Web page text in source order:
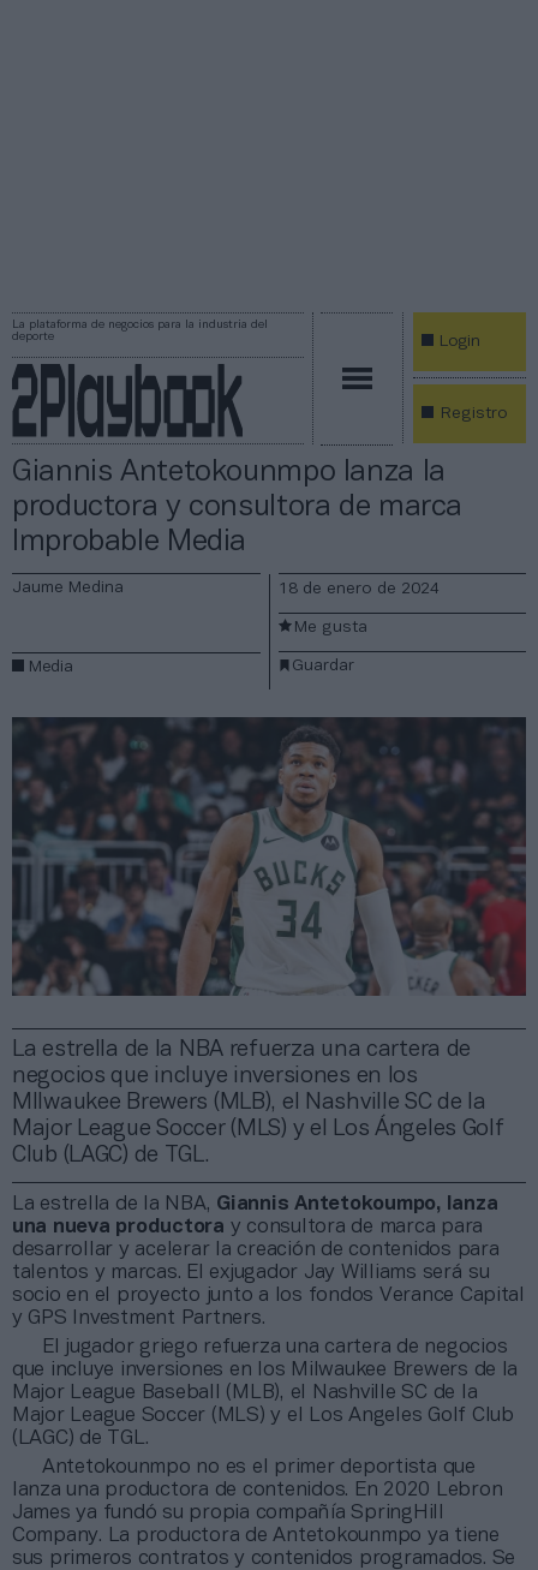
La plataforma de negocios para la industria del
deporte
Login
Registro
Giannis Antetokounmpo lanza la
productora y consultora de marca
Improbable Media
La estrella de la NBA refuerza una cartera de
negocios que incluye inversiones en los
MIlwaukee Brewers (MLB), el Nashville SC de la
Major League Soccer (MLS) y el Los Ángeles Golf
Club (LAGC) de TGL.
Jaume Medina
Media
18 de enero de 2024
Guardar
Me gusta
La estrella de la NBA, Giannis Antetokoumpo, lanza
una nueva productora y consultora de marca para
desarrollar y acelerar la creación de contenidos para
talentos y marcas. El exjugador Jay Williams será su
socio en el proyecto junto a los fondos Verance Capital
y GPS Investment Partners.
El jugador griego refuerza una cartera de negocios
que incluye inversiones en los Milwaukee Brewers de la
Major League Baseball (MLB), el Nashville SC de la
Major League Soccer (MLS) y el Los Angeles Golf Club
(LAGC) de TGL.
Antetokounmpo no es el primer deportista que
lanza una productora de contenidos. En 2020 Lebron
James ya fundó su propia compañía SpringHill
Company. La productora de Antetokounmpo ya tiene
sus primeros contratos y contenidos programados. Se